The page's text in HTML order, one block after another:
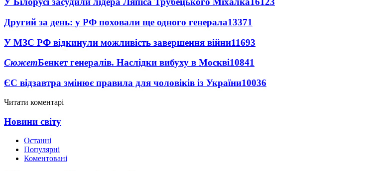
Другий за день: у РФ поховали ще одного генерала13371
У МЗС РФ відкинули можливість завершення війни11693
СюжетБенкет генералів. Наслідки вибуху в Москві10841
ЄС відзавтра змінює правила для чоловіків із України10036
Читати коментарі
Новини світу
Останні
Популярні
Коментовані